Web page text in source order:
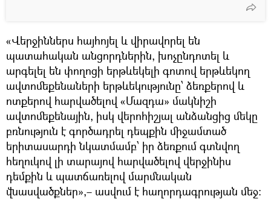
«Վերջիններս հայհոյել և վիրավորել են
պատահական անցորդներին, խոչընդոտել և
արգելել են փողոցի երթևեկելի գոտով երթևեկող
ավտոմեքենաների երթևեկությունը՝ ձեռքերով և
ոտքերով հարվածելով «Մազդա» մակնիշի
ավտոմեքենային, իսկ վերոհիշյալ անձանցից մեկը
բռնություն է գործադրել դեպքին միջամտած
երիտասարդի նկատմամբ՝ իր ձեռքում գտնվող
հեղուկով լի տարայով հարվածելով վերջինիս
դեմքին և պատճառելով մարմնական
վնասվածքներ»,– ասվում է հաղորդագրության մեջ: